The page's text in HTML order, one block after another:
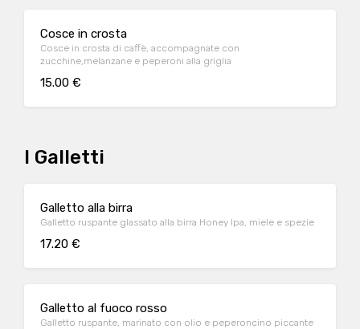
Cosce in crosta
Cosce in crosta di caffè, accompagnate con
zucchine,melanzane e peperoni alla griglia
15.00 €
I Galletti
Galletto alla birra
Galletto ruspante glassato alla birra Honey Ipa, miele e spezie
17.20 €
Galletto al fuoco rosso
Galletto ruspante, marinato con olio e peperoncino piccante